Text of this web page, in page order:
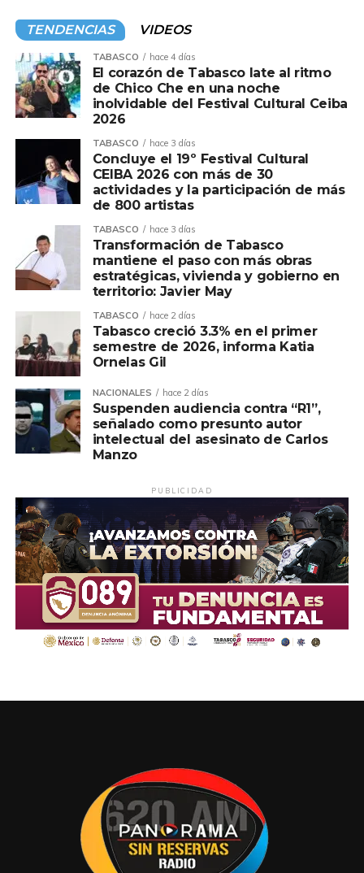
TENDENCIAS VIDEOS
TABASCO hace 4 días
El corazón de Tabasco late al ritmo
de Chico Che en una noche
inolvidable del Festival Cultural Ceiba
2026
TABASCO hace 3 días
Concluye el 19º Festival Cultural
CEIBA 2026 con más de 30
actividades y la participación de más
de 800 artistas
TABASCO hace 3 días
Transformación de Tabasco
mantiene el paso con más obras
estratégicas, vivienda y gobierno en
territorio: Javier May
TABASCO hace 2 días
Tabasco creció 3.3% en el primer
semestre de 2026, informa Katia
Ornelas Gil
NACIONALES hace 2 días
Suspenden audiencia contra “R1”,
señalado como presunto autor
intelectual del asesinato de Carlos
Manzo
PUBLICIDAD